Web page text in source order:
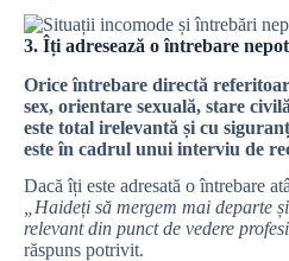
3. Îți adresează o întrebare
Orice întrebare directă
sex, orientare sexuală, stare
este total irelevantă și cu
este în cadrul unui interviu de
Dacă îți este adresată o întrebare
„Haideți să mergem mai departe
relevant din punct de vedere
răspuns potrivit.